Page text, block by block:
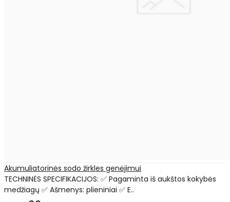
Akumuliatorinės sodo žirkles genėjimui
TECHNINĖS SPECIFIKACIJOS: ✅ Pagaminta iš aukštos kokybės
medžiagų ✅ Ašmenys: plieniniai ✅ E..